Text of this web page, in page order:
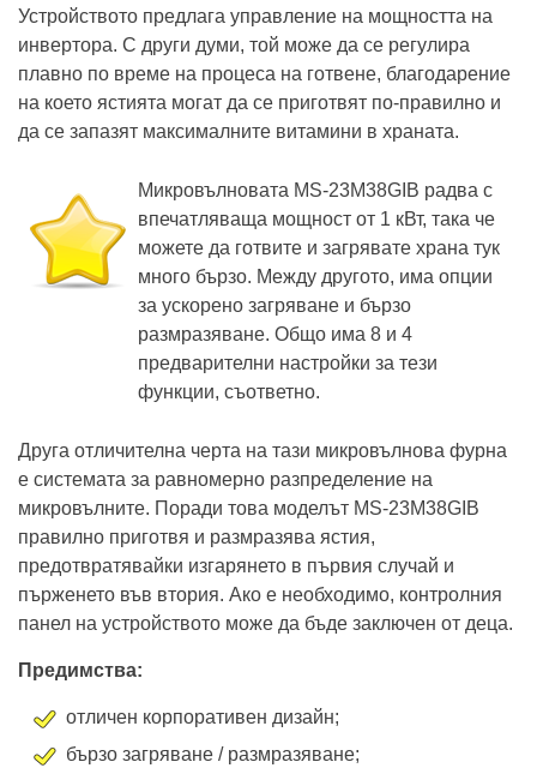
Устройството предлага управление на мощността на
инвертора. С други думи, той може да се регулира
плавно по време на процеса на готвене, благодарение
на което ястията могат да се приготвят по-правилно и
да се запазят максималните витамини в храната.
Микровълновата MS-23M38GIB радва с
впечатляваща мощност от 1 кВт, така че
можете да готвите и загрявате храна тук
много бързо. Между другото, има опции
за ускорено загряване и бързо
размразяване. Общо има 8 и 4
предварителни настройки за тези
функции, съответно.
Друга отличителна черта на тази микровълнова фурна
е системата за равномерно разпределение на
микровълните. Поради това моделът MS-23M38GIB
правилно приготвя и размразява ястия,
предотвратявайки изгарянето в първия случай и
пърженето във втория. Ако е необходимо, контролния
панел на устройството може да бъде заключен от деца.
Предимства:
отличен корпоративен дизайн;
бързо загряване / размразяване;